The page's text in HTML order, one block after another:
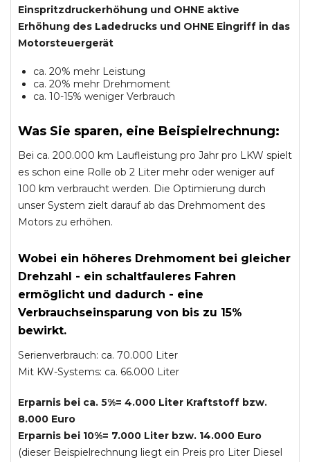
Einspritzdruckerhöhung und OHNE aktive
Erhöhung des Ladedrucks und OHNE Eingriff in das
Motorsteuergerät
ca. 20% mehr Leistung
ca. 20% mehr Drehmoment
ca. 10-15% weniger Verbrauch
Was Sie sparen, eine Beispielrechnung:
Bei ca. 200.000 km Laufleistung pro Jahr pro LKW spielt
es schon eine Rolle ob 2 Liter mehr oder weniger auf
100 km verbraucht werden. Die Optimierung durch
unser System zielt darauf ab das Drehmoment des
Motors zu erhöhen.
Wobei ein höheres Drehmoment bei gleicher
Drehzahl - ein schaltfauleres Fahren
ermöglicht und dadurch - eine
Verbrauchseinsparung von bis zu 15%
bewirkt.
Serienverbrauch: ca. 70.000 Liter
Mit KW-Systems: ca. 66.000 Liter
Erparnis bei ca. 5%= 4.000 Liter Kraftstoff bzw.
8.000 Euro
Erparnis bei 10%= 7.000 Liter bzw. 14.000 Euro
(dieser Beispielrechnung liegt ein Preis pro Liter Diesel